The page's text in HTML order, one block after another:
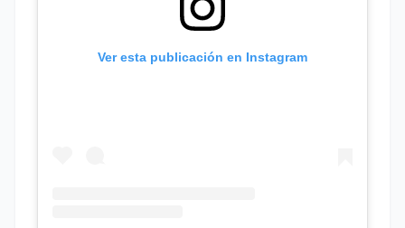
Ver esta publicación en Instagram